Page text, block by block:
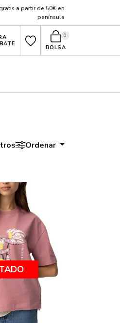
a partir de 50€ en
península
BOLSA
0
Ordenar